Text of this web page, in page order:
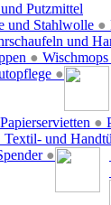
Putzmittel
und Stahlwolle ●
und
● Wischmops
●
Papierservietten ●
Textil- und
●